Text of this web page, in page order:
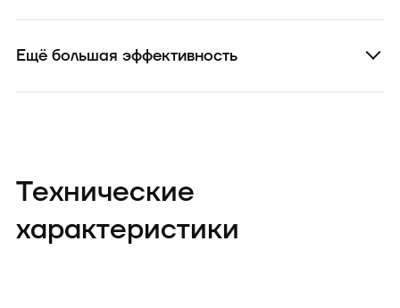
Ещё большая эффективность
Технические
характеристики